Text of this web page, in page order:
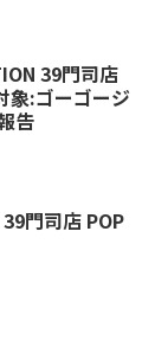
39門司店
象:ゴーゴージ
告
門司店 POP